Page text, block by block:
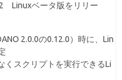
Linuxベータ版をリリー
2.0.0の0.12.0）時に、Lin
くスクリプトを実行できるLi